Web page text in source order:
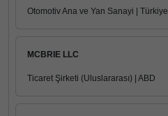
Otomotiv Ana ve Yan Sanayi | Türkiye
MCBRIE LLC
Ticaret Şirketi (Uluslararası) | ABD